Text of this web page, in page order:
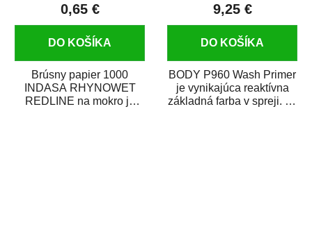
0,65 €
DO KOŠÍKA
Brúsny papier 1000
INDASA RHYNOWET
REDLINE na mokro je
9,25 €
DO KOŠÍKA
BODY P960 Wash Primer
je vynikajúca reaktívna
základná farba v spreji. Je